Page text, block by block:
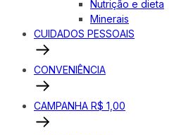
Nutrição e dieta
Minerais
CUIDADOS PESSOAIS
CONVENIÊNCIA
CAMPANHA R$ 1,00